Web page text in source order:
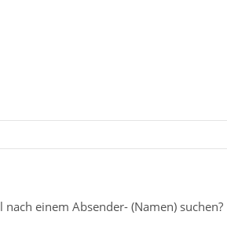
einem Absender- (Namen) suchen?